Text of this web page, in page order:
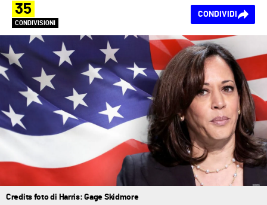
35
CONDIVISIONI
CONDIVIDI
Credits foto di Harris: Gage Skidmore